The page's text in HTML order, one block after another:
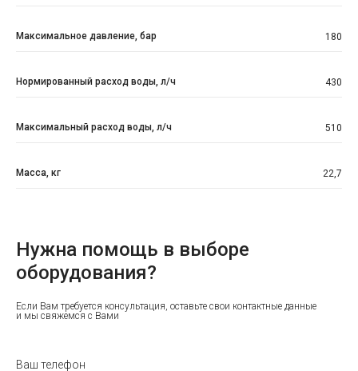
Максимальное давление, бар 180
Нормированный расход воды, л/ч 430
Максимальный расход воды, л/ч 510
Масса, кг 22,7
Нужна помощь в выборе
оборудования?
Если Вам требуется консультация, оставьте свои контактные данные
и мы свяжемся с Вами
Ваш телефон